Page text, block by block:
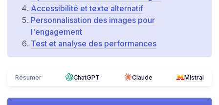
Accessibilité et texte alternatif
Personnalisation des images pour
l'engagement
Test et analyse des performances
Résumer ChatGPT Claude Mistral